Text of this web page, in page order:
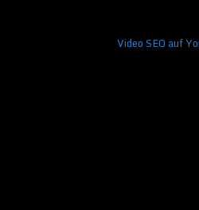
Video SEO auf